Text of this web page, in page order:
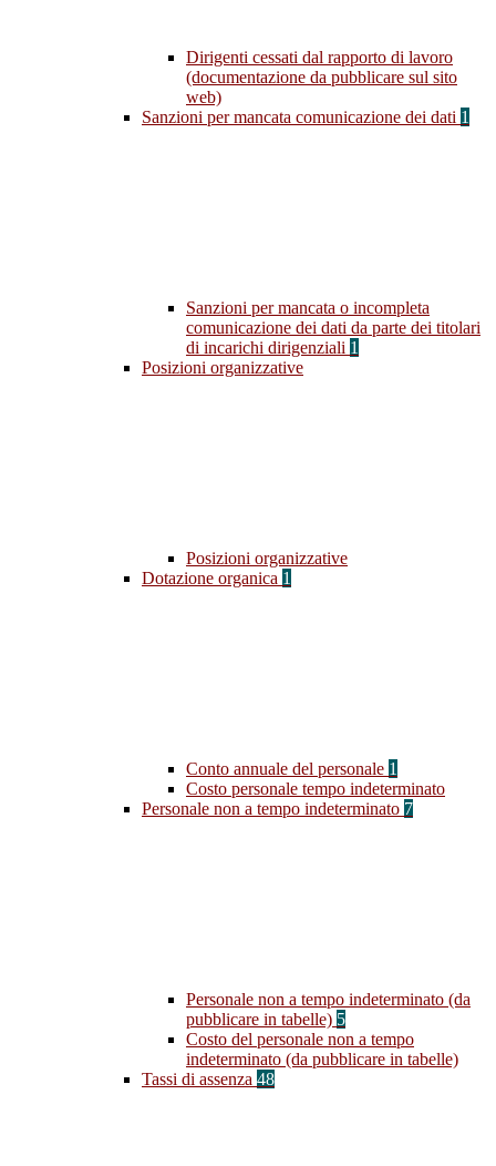
Dirigenti cessati dal rapporto di lavoro
(documentazione da pubblicare sul sito
web)
Sanzioni per mancata comunicazione dei dati 1
Sanzioni per mancata o incompleta
comunicazione dei dati da parte dei titolari
di incarichi dirigenziali 1
Posizioni organizzative
Posizioni organizzative
Dotazione organica 1
Conto annuale del personale 1
Costo personale tempo indeterminato
Personale non a tempo indeterminato 7
Personale non a tempo indeterminato (da
pubblicare in tabelle) 5
Costo del personale non a tempo
indeterminato (da pubblicare in tabelle)
Tassi di assenza 48